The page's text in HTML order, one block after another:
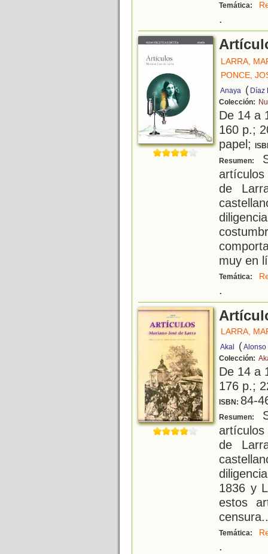
Temática:
.
LARRA,
PONCE,
Anaya ( Díaz
Colección:
De 14 a
160 p.;
papel;
Resumen:
de
muy en
Temática:
.
LARRA,
Akal (Alonso
Colección:
De 14 a
176 p.;
ISBN: 84-
Resumen:
de
1836 y
estos
censura
Temática:
.